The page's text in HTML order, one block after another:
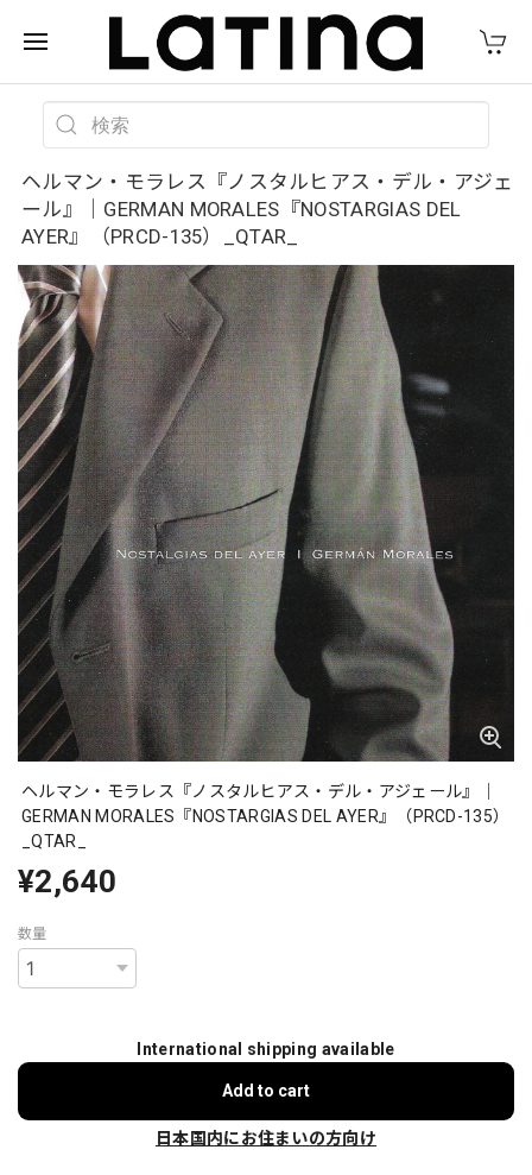
ヘルマン・モラレス『ノスタルヒアス・デル・アジェ
ール』｜GERMAN MORALES『NOSTARGIAS DEL
AYER』（PRCD-135）_QTAR_
ヘルマン・モラレス『ノスタルヒアス・デル・アジェール』｜
GERMAN MORALES『NOSTARGIAS DEL AYER』（PRCD-135）
_QTAR_
¥2,640
数量
International shipping available
Add to cart
日本国内にお住まいの方向け